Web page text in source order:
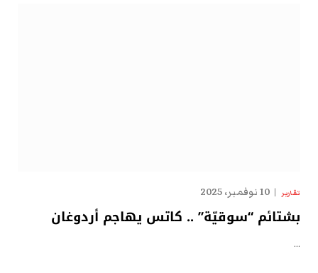
تقارير 10 نوفمبر، 2025
بشتائم “سوقيّة” .. كاتس يهاجم أردوغان
…